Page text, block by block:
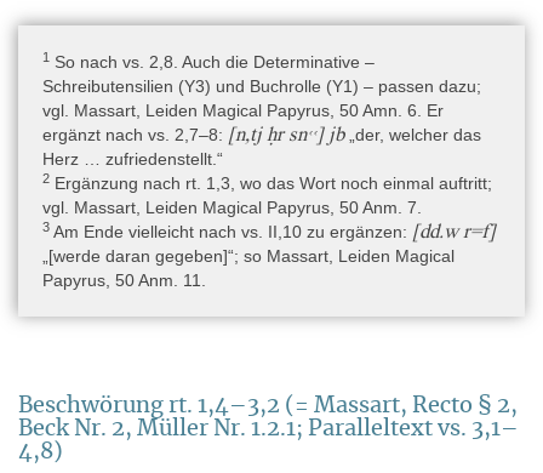
Rijksmuseum van Oudheden, Papyrus Leiden I 343 + I 345 4
Rijksmuseum van Oudheden, Papyrus Leiden I 343 + I 345 5
Rijksmuseum van Oudheden, Papyrus Leiden I 343 + I 345 6
Rijksmuseum van Oudheden, Papyrus Leiden I 343 + I 345 7
Rijksmuseum van Oudheden, Papyrus Leiden I 343 + I 345 8
Erwerbsgeschichte
Papyrus Leiden I 345 wurde wahrscheinlich Ende Mai oder Juni
1827 in Livorno als Teil der Sammlung von Maria Cimba durch
Witwe von Dr. Cimba (†1824), dem Leibarzt von Henry Salt in
Kairo, der wie sein Patron eine ägyptische Sammlung aufgebaut
hatte. Erneut durch Vermittlung von Humbert konnte Papyrus
1 So nach vs. 2,8. Auch die Determinative –
Schreibutensilien (Y3) und Buchrolle (Y1) – passen dazu;
vgl. Massart, Leiden Magical Papyrus, 50 Amn. 6. Er
ergänzt nach vs. 2,7–8: [n,tj ḥr snꜥꜥ] jb„der, welcher das
Herz … zufriedenstellt.“
2 Ergänzung nach rt. 1,3, wo das Wort noch einmal auftritt;
vgl. Massart, Leiden Magical Papyrus, 50 Anm. 7.
3 Am Ende vielleicht nach vs. II,10 zu ergänzen: [dd.w r=f]
„[werde daran gegeben]“; so Massart, Leiden Magical
Papyrus, 50 Anm. 11.
Beschwörung rt. 1,4–3,2 (= Massart, Recto § 2,
Beck Nr. 2, Müller Nr. 1.2.1; Paralleltext vs. 3,1–
4,8)